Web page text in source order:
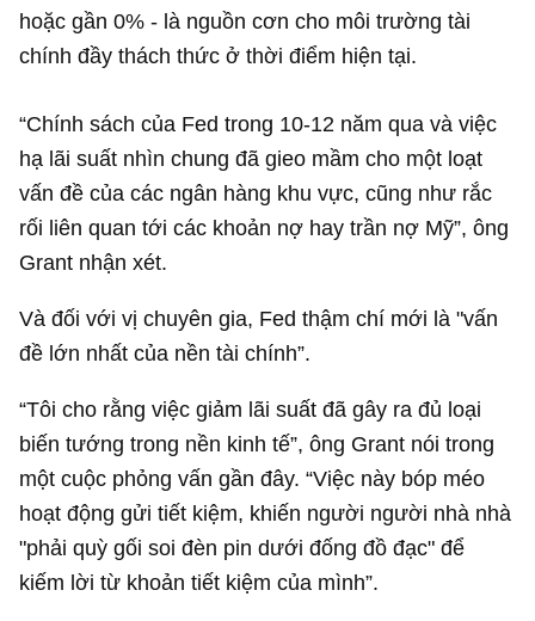
hoặc gần 0% - là nguồn cơn cho môi trường tài
chính đầy thách thức ở thời điểm hiện tại.
“Chính sách của Fed trong 10-12 năm qua và việc
hạ lãi suất nhìn chung đã gieo mầm cho một loạt
vấn đề của các ngân hàng khu vực, cũng như rắc
rối liên quan tới các khoản nợ hay trần nợ Mỹ”, ông
Grant nhận xét.
Và đối với vị chuyên gia, Fed thậm chí mới là "vấn
đề lớn nhất của nền tài chính”.
“Tôi cho rằng việc giảm lãi suất đã gây ra đủ loại
biến tướng trong nền kinh tế”, ông Grant nói trong
một cuộc phỏng vấn gần đây. “Việc này bóp méo
hoạt động gửi tiết kiệm, khiến người người nhà nhà
"phải quỳ gối soi đèn pin dưới đống đồ đạc" để
kiếm lời từ khoản tiết kiệm của mình”.